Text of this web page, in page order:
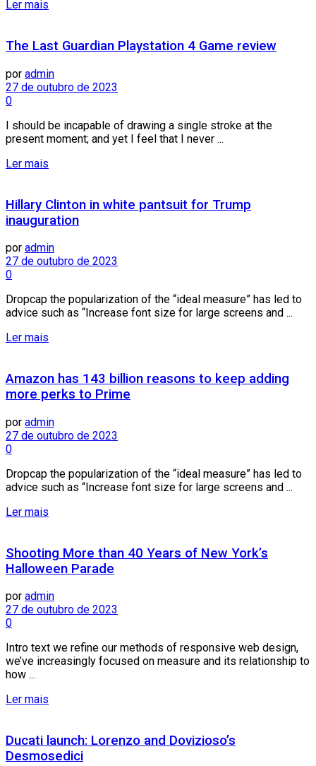
Ler mais
The Last Guardian Playstation 4 Game review
por admin
27 de outubro de 2023
0
I should be incapable of drawing a single stroke at the
present moment; and yet I feel that I never ...
Ler mais
Hillary Clinton in white pantsuit for Trump
inauguration
por admin
27 de outubro de 2023
0
Dropcap the popularization of the “ideal measure” has led to
advice such as “Increase font size for large screens and ...
Ler mais
Amazon has 143 billion reasons to keep adding
more perks to Prime
por admin
27 de outubro de 2023
0
Dropcap the popularization of the “ideal measure” has led to
advice such as “Increase font size for large screens and ...
Ler mais
Shooting More than 40 Years of New York’s
Halloween Parade
por admin
27 de outubro de 2023
0
Intro text we refine our methods of responsive web design,
we’ve increasingly focused on measure and its relationship to
how ...
Ler mais
Ducati launch: Lorenzo and Dovizioso’s
Desmosedici